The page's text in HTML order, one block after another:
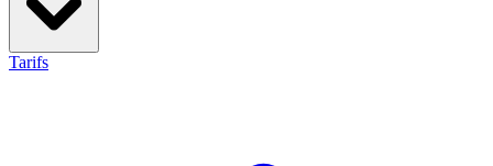
Tarifs